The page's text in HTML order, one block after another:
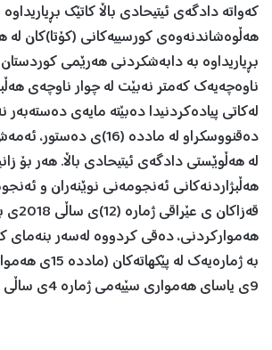
كەواتە دادگەی ئیتیحادی باڵا كاتێك بڕیاریداوە
هەڵوەشاندنەوەی كورسییەكانی (كۆتا)كان لە
بڕیاریداوە بە دابەشكردنی هەرێمی
ناوەچەیەك كەمتر نەبێت لە چوار ناوچەی
لەكاتی پیادەكردنیدا دەبێتە مایەی
دەقنووسكراو لە ماددە (16)ی
لە هەڵوێستی دادگەی ئیتیحادی باڵا. هەر بۆ
هەڵبژاردنەكانی ئەنجومەنی نوێنەران و
هەمواركردنی، دەقی كردووە لەسەر بنەمای
بە ژمارەیەك لە
9ی یاسای هەمواری سێیەمی ژمارە 4ی ساڵی 2023).